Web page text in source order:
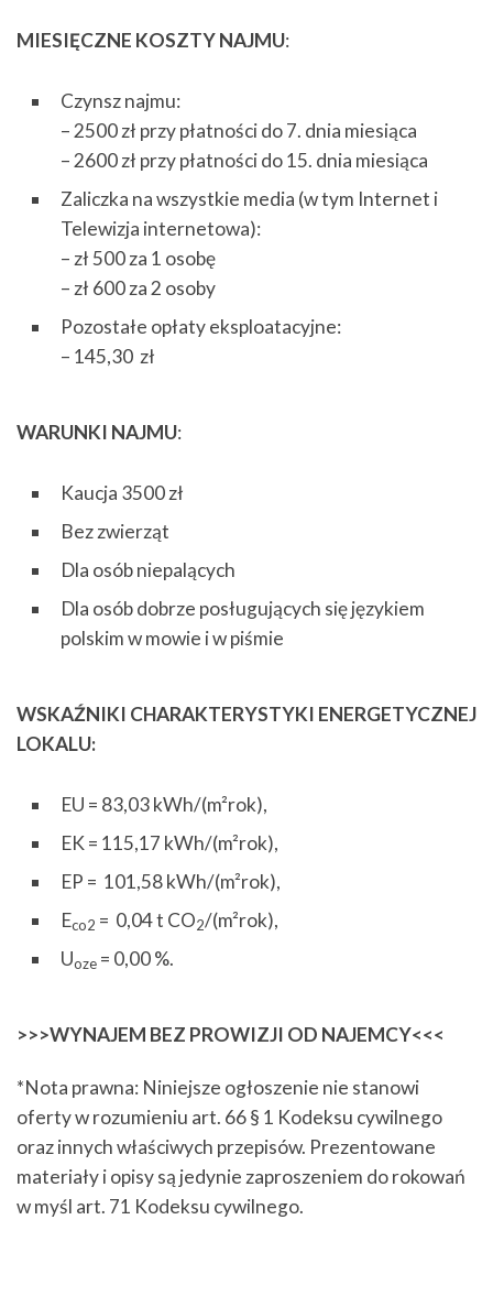
MIESIĘCZNE KOSZTY NAJMU:
Czynsz najmu:
– 2500 zł przy płatności do 7. dnia miesiąca
– 2600 zł przy płatności do 15. dnia miesiąca
Zaliczka na wszystkie media (w tym Internet i
Telewizja internetowa):
– zł 500 za 1 osobę
– zł 600 za 2 osoby
Pozostałe opłaty eksploatacyjne:
– 145,30 zł
WARUNKI NAJMU:
Kaucja 3500 zł
Bez zwierząt
Dla osób niepalących
Dla osób dobrze posługujących się językiem
polskim w mowie i w piśmie
WSKAŹNIKI CHARAKTERYSTYKI ENERGETYCZNEJ
LOKALU:
EU = 83,03 kWh/(m²rok),
EK = 115,17 kWh/(m²rok),
EP = 101,58 kWh/(m²rok),
Eco2 = 0,04 t CO2/(m²rok),
Uoze = 0,00 %.
>>>WYNAJEM BEZ PROWIZJI OD NAJEMCY<<<
*Nota prawna: Niniejsze ogłoszenie nie stanowi
oferty w rozumieniu art. 66 § 1 Kodeksu cywilnego
oraz innych właściwych przepisów. Prezentowane
materiały i opisy są jedynie zaproszeniem do rokowań
w myśl art. 71 Kodeksu cywilnego.